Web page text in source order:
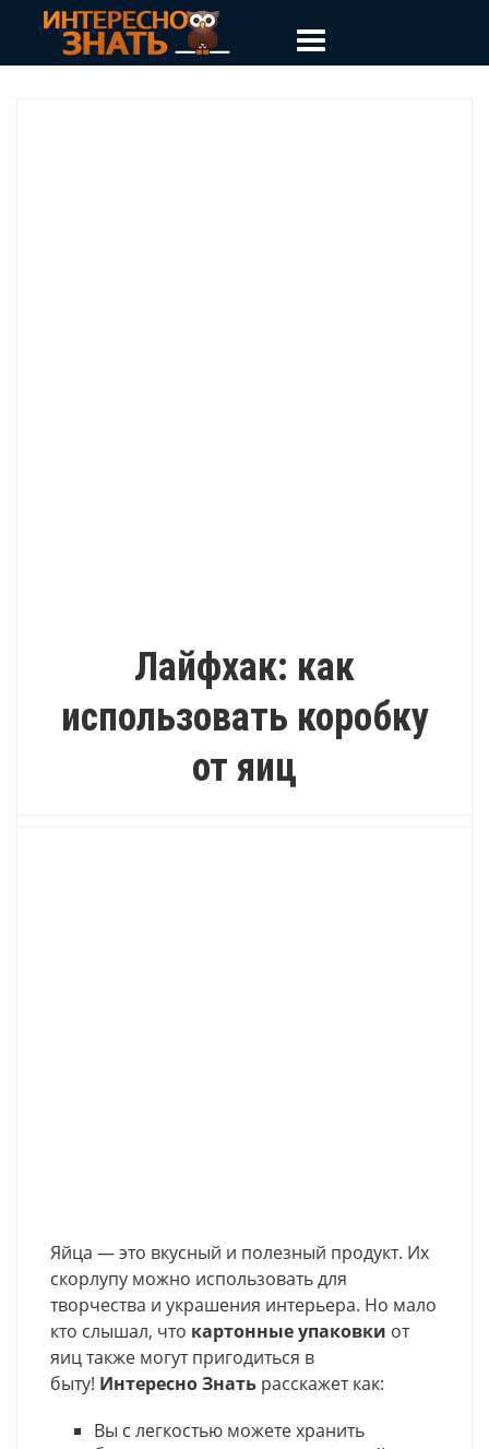
Лайфхак: как
использовать коробку
от яиц
Яйца — это вкусный и полезный продукт. Их
скорлупу можно использовать для
творчества и украшения интерьера. Но мало
кто слышал, что картонные упаковки от
яиц также могут пригодиться в
быту! Интересно Знать расскажет как:
Вы с легкостью можете хранить